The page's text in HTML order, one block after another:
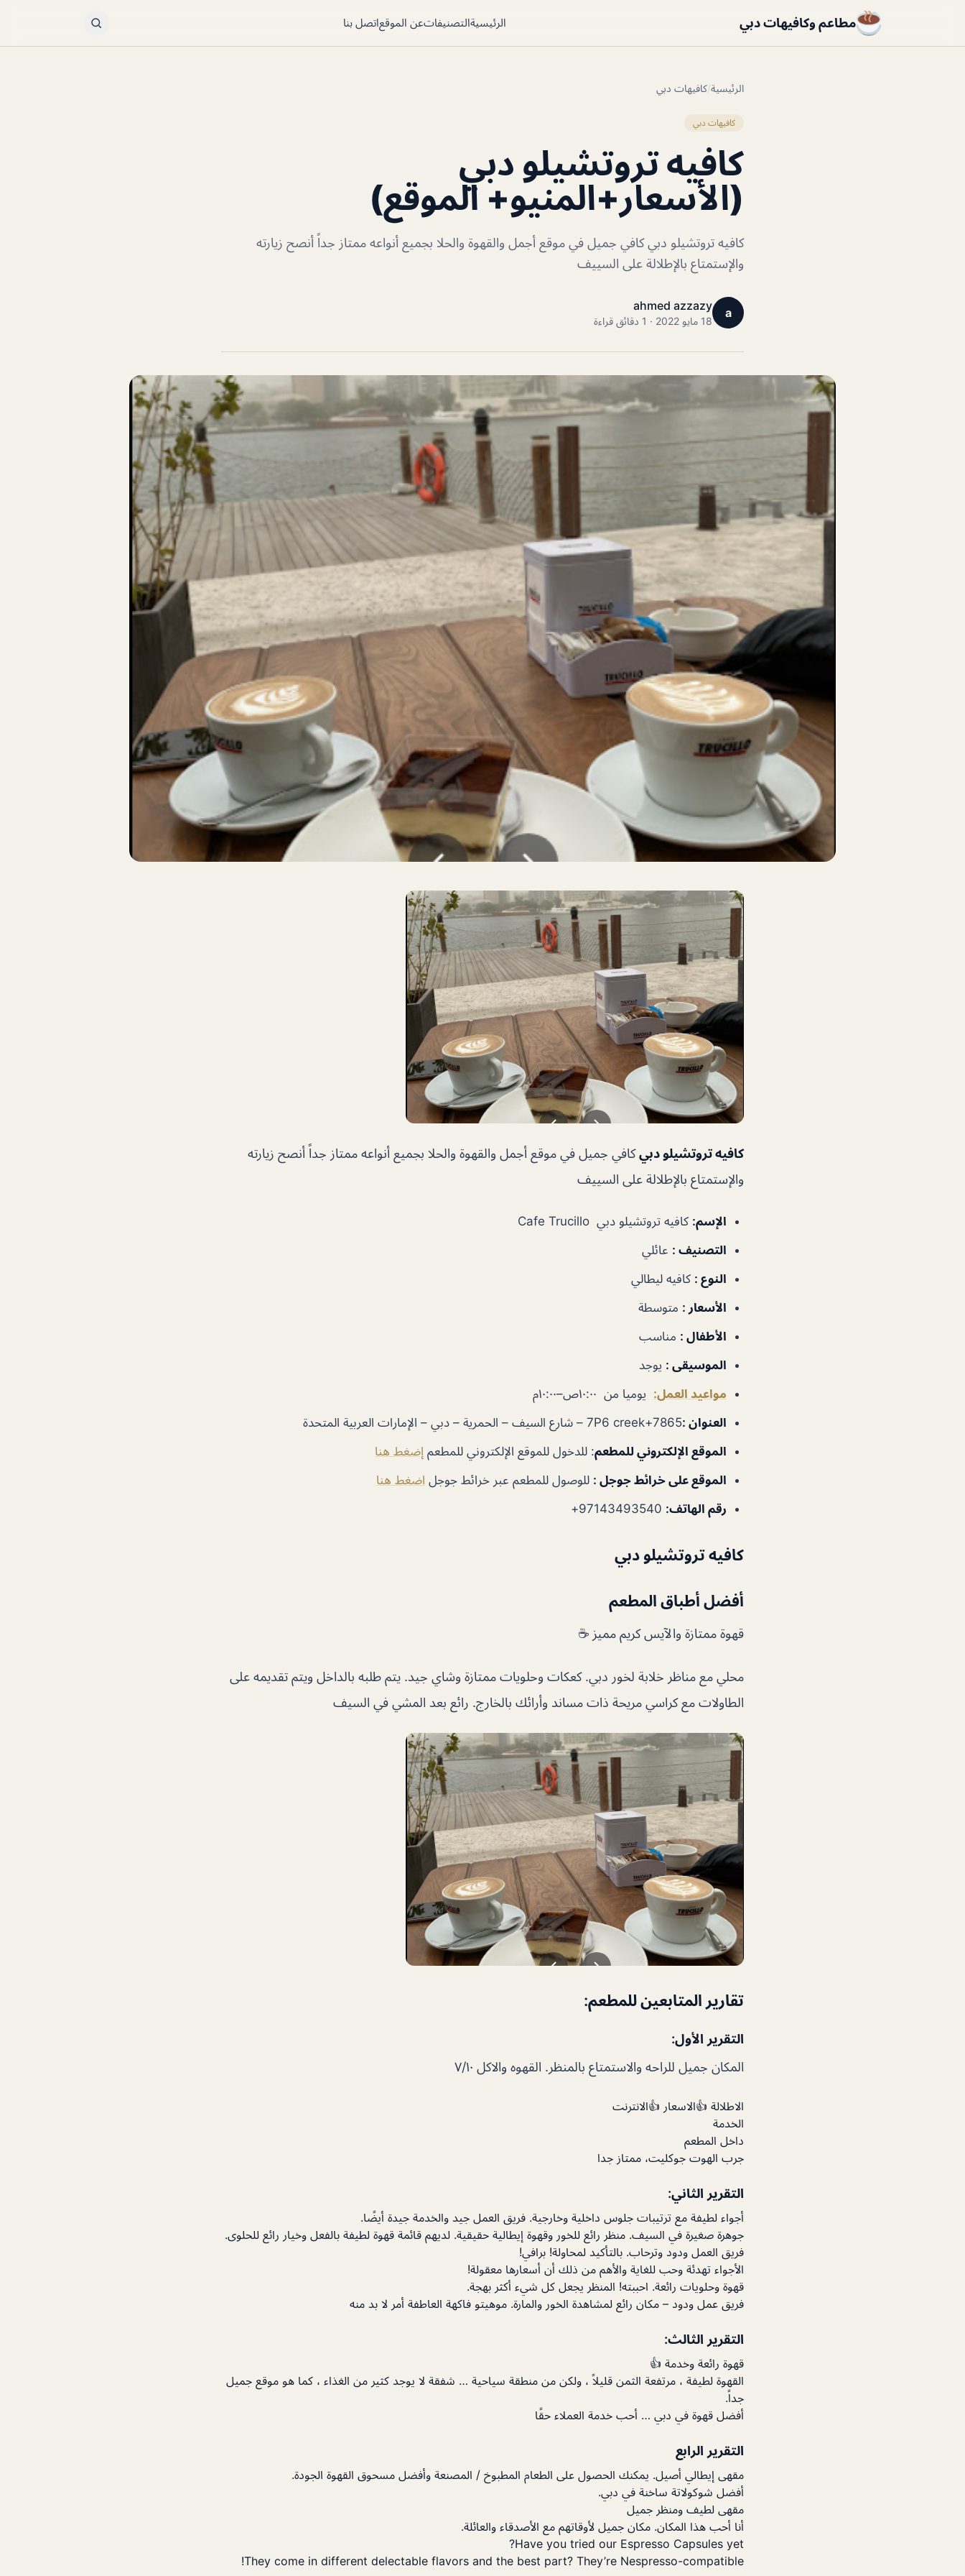
مطاعم وكافيهات دبي الرئيسيةالتصنيفاتعن الموقعاتصل بنا
الرئيسية/كافيهات دبي
كافيهات دبي
كافيه تروتشيلو دبي
(الأسعار+المنيو+ الموقع)
كافيه تروتشيلو دبي كافي جميل في موقع أجمل والقهوة والحلا بجميع أنواعه ممتاز جداً أنصح زيارته
والإستمتاع بالإطلالة على السييف
a
ahmed azzazy
18 مايو 2022 · 1 دقائق قراءة
كافيه تروتشيلو دبي كافي جميل في موقع أجمل والقهوة والحلا بجميع أنواعه ممتاز جداً أنصح زيارته
والإستمتاع بالإطلالة على السييف
الإسم: كافيه تروتشيلو دبي Cafe Trucillo
التصنيف : عائلي
النوع : كافيه ليطالي
الأسعار : متوسطة
الأطفال : مناسب
الموسيقى : يوجد
مواعيد العمل: يوميا من ١٠:٠٠ص–١٠:٠٠م
العنوان :7865+7P6 creek – شارع السيف – الحمرية – دبي – الإمارات العربية المتحدة
الموقع الإلكتروني للمطعم: للدخول للموقع الإلكتروني للمطعم إضغط هنا
الموقع على خرائط جوجل : للوصول للمطعم عبر خرائط جوجل اضغط هنا
رقم الهاتف:
كافيه تروتشيلو دبي
أفضل أطباق المطعم
قهوة ممتازة والآيس كريم مميز ☕
محلي مع مناظر خلابة لخور دبي. كعكات وحلويات ممتازة وشاي جيد. يتم طلبه بالداخل ويتم تقديمه على
الطاولات مع كراسي مريحة ذات مساند وأرائك بالخارج. رائع بعد المشي في السيف
تقارير المتابعين للمطعم:
التقرير الأول:
المكان جميل للراحه والاستمتاع بالمنظر. القهوه والاكل ٧/١٠
الاطلالة 👍الاسعار 👍الانترنت
الخدمة
داخل المطعم
جرب الهوت جوكليت، ممتاز جدا
التقرير الثاني:
أجواء لطيفة مع ترتيبات جلوس داخلية وخارجية. فريق العمل جيد والخدمة جيدة أيضًا.
جوهرة صغيرة في السيف. منظر رائع للخور وقهوة إيطالية حقيقية. لديهم قائمة قهوة لطيفة بالفعل وخيار رائع للحلوى.
فريق العمل ودود وترحاب. بالتأكيد لمحاولة! برافي!
الأجواء تهدئة وحب للغاية والأهم من ذلك أن أسعارها معقولة!
قهوة وحلويات رائعة. احببته! المنظر يجعل كل شيء أكثر بهجة.
فريق عمل ودود – مكان رائع لمشاهدة الخور والمارة. موهيتو فاكهة العاطفة أمر لا بد منه
التقرير الثالث:
قهوة رائعة وخدمة 👍
القهوة لطيفة ، مرتفعة الثمن قليلاً ، ولكن من منطقة سياحية … شفقة لا يوجد كثير من الغذاء ، كما هو موقع جميل
جداً.
أفضل قهوة في دبي … أحب خدمة العملاء حقًا
التقرير الرابع
مقهى إيطالي أصيل. يمكنك الحصول على الطعام المطبوخ / المصنعة وأفضل مسحوق القهوة الجودة.
أفضل شوكولاتة ساخنة في دبي.
مقهى لطيف ومنظر جميل
أنا أحب هذا المكان. مكان جميل لأوقاتهم مع الأصدقاء والعائلة.
Have you tried our Espresso Capsules yet?
They come in different delectable flavors and the best part? They’re Nespresso-compatible!